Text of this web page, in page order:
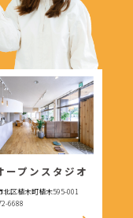
ープンスタジオ
北区植木町植木595-001
6688